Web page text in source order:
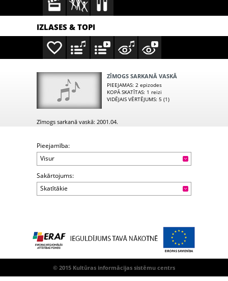
IZLASES & TOPI
ZĪMOGS SARKANĀ VASKĀ
PIEEJAMAS: 2 epizodes
KOPĀ SKATĪTAS: 1 reizi
VIDĒJAIS VĒRTĒJUMS: 5 (1)
Zīmogs sarkanā vaskā: 2001.04.
Pieejamība:
Visur
Sakārtojums:
Skatītākie
© 2015 Kultūras informācijas sistēmu centrs